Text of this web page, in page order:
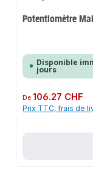
Potentiomètre
Disponible
jours
Prix régulier :
De106.27 CHF
Prix TTC, frais de